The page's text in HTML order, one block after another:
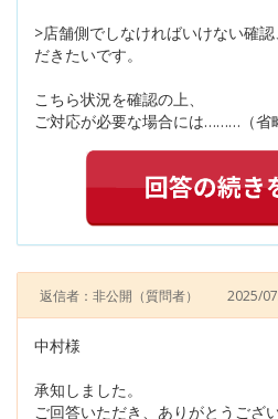
>店舗側でしなければいけない確
だきたいです。
こちら状況を確認の上、
ご対応が必要な場合には………（
返信者：非公開 （質問者） 2025/
中村様
承知しました。
ご回答いただき、ありがとうござ